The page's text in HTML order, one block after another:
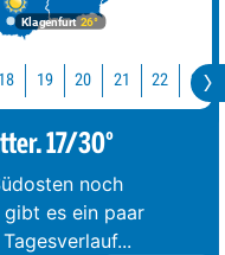
Klagenfurt 26°
18 19 20 21 22 23
17/30°
noch
gibt es ein paar
...